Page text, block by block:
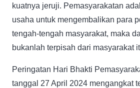
kuatnya jeruji. Pemasyarakatan
usaha untuk mengembalikan para
tengah-tengah masyarakat, maka
bukanlah terpisah dari masyarakat
Peringatan Hari Bhakti
tanggal 27 April 2024 mengangkat